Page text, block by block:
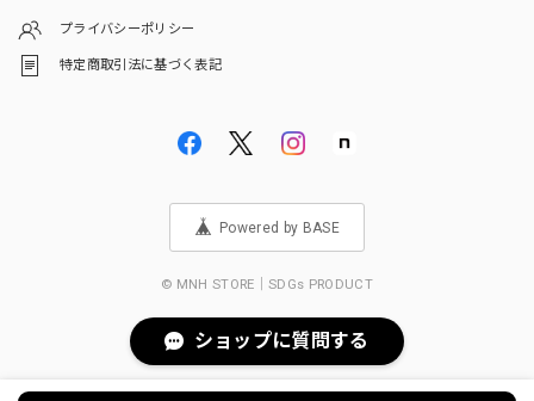
プライバシーポリシー
特定商取引法に基づく表記
Powered by BASE
© MNH STORE｜SDGs PRODUCT
ショップに質問する